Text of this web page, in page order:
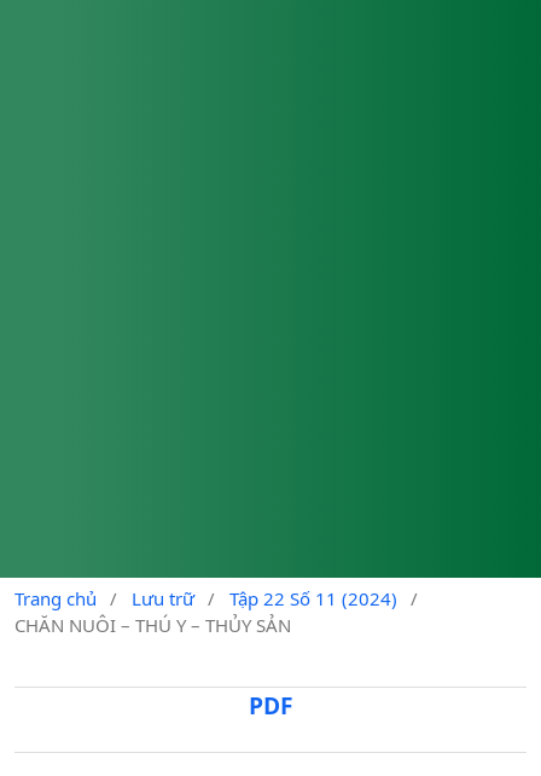
Trang chủ / Lưu trữ / Tập 22 Số 11 (2024)
/
CHĂN NUÔI – THÚ Y – THỦY SẢN
PDF